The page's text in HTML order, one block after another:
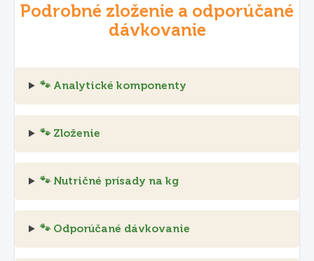
Podrobné zloženie a odporúčané
dávkovanie
🐾 Analytické komponenty
🐾 Zloženie
🐾 Nutričné prísady na kg
🐾 Odporúčané dávkovanie